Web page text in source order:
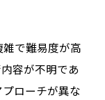
で難易度が高
容が不明であ
ローチが異な